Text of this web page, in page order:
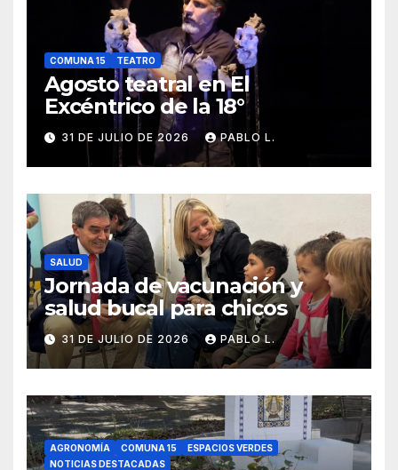
COMUNA 15 TEATRO
Agosto teatral en El
Excéntrico de la 18°
31 DE JULIO DE 2026 PABLO L.
SALUD
Jornada de vacunación y
salud bucal para chicos
31 DE JULIO DE 2026 PABLO L.
AGRONOMÍA COMUNA 15
ESPACIOS VERDES
NOTICIAS DESTACADAS